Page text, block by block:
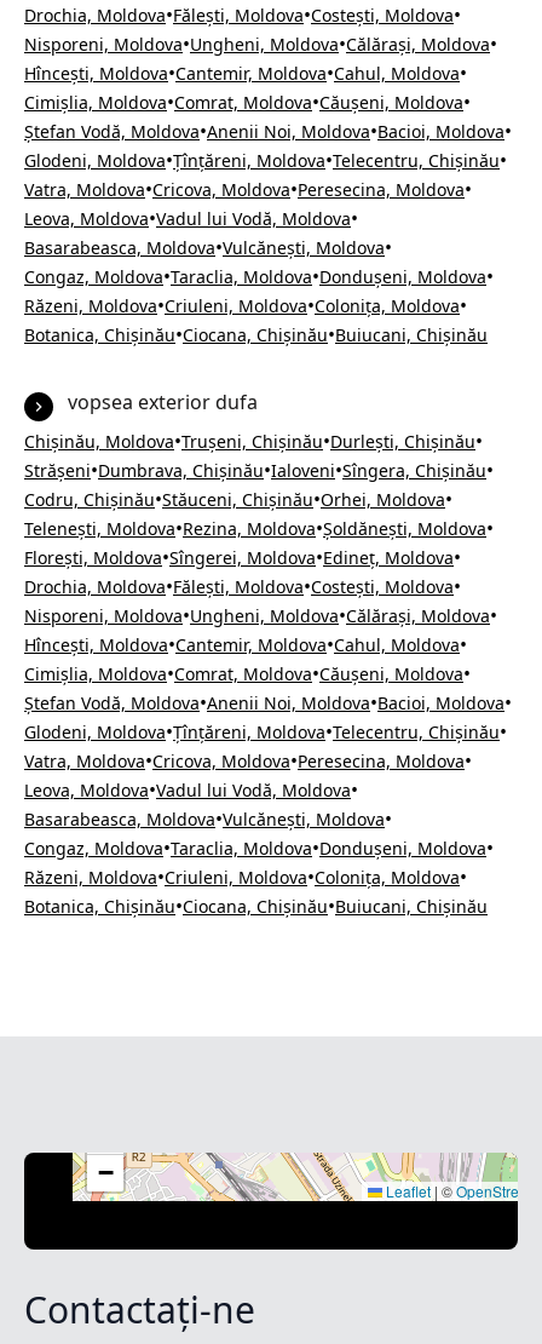
Drochia, Moldova•Fălești, Moldova•Costești, Moldova•
Nisporeni, Moldova•Ungheni, Moldova•Călărași, Moldova•
Hîncești, Moldova•Cantemir, Moldova•Cahul, Moldova•
Cimișlia, Moldova•Comrat, Moldova•Căușeni, Moldova•
Ștefan Vodă, Moldova•Anenii Noi, Moldova•Bacioi, Moldova•
Glodeni, Moldova•Țînțăreni, Moldova•Telecentru, Chișinău•
Vatra, Moldova•Cricova, Moldova•Peresecina, Moldova•
Leova, Moldova•Vadul lui Vodă, Moldova•
Basarabeasca, Moldova•Vulcănești, Moldova•
Congaz, Moldova•Taraclia, Moldova•Dondușeni, Moldova•
Răzeni, Moldova•Criuleni, Moldova•Colonița, Moldova•
Botanica, Chișinău•Ciocana, Chișinău•Buiucani, Chișinău
vopsea exterior dufa
Chișinău, Moldova•Trușeni, Chișinău•Durlești, Chișinău•
Strășeni•Dumbrava, Chișinău•Ialoveni•Sîngera, Chișinău•
Codru, Chișinău•Stăuceni, Chișinău•Orhei, Moldova•
Telenești, Moldova•Rezina, Moldova•Șoldănești, Moldova•
Florești, Moldova•Sîngerei, Moldova•Edineț, Moldova•
Drochia, Moldova•Fălești, Moldova•Costești, Moldova•
Nisporeni, Moldova•Ungheni, Moldova•Călărași, Moldova•
Hîncești, Moldova•Cantemir, Moldova•Cahul, Moldova•
Cimișlia, Moldova•Comrat, Moldova•Căușeni, Moldova•
Ștefan Vodă, Moldova•Anenii Noi, Moldova•Bacioi, Moldova•
Glodeni, Moldova•Țînțăreni, Moldova•Telecentru, Chișinău•
Vatra, Moldova•Cricova, Moldova•Peresecina, Moldova•
Leova, Moldova•Vadul lui Vodă, Moldova•
Basarabeasca, Moldova•Vulcănești, Moldova•
Congaz, Moldova•Taraclia, Moldova•Dondușeni, Moldova•
Răzeni, Moldova•Criuleni, Moldova•Colonița, Moldova•
Botanica, Chișinău•Ciocana, Chișinău•Buiucani, Chișinău
−
Leaflet | ©
Contactați-ne